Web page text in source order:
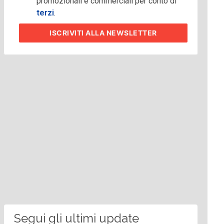
terzi.
ISCRIVITIALLA NEWSLETTER
Segui gli ultimi update